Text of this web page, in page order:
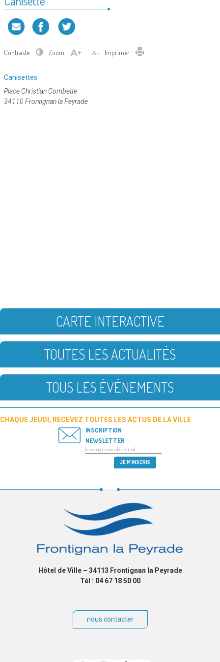
Contraste Zoom Imprimer
Catégorie
Canisettes
Place Christian Combette
34110 Frontignan la Peyrade
CARTE INTERACTIVE
TOUTES LES ACTUALITÉS
TOUS LES ÉVÉNEMENTS
CHAQUE JEUDI, RECEVEZ TOUTES LES ACTUS DE LA VILLE
INSCRIPTION
NEWSLETTER
Hôtel de Ville – 34113 Frontignan la Peyrade
Tél : 04 67 18 50 00
nous contacter